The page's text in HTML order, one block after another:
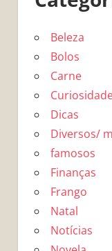
Beleza
Bolos
Carne
Dicas
Diversos/
famosos
Finanças
Frango
Natal
Notícias